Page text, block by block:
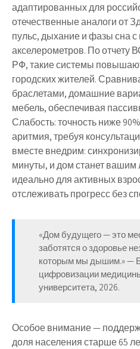
адаптированных для
отечественные аналоги от
пульс, дыхание и фазы сна
акселерометров. По отчету
РФ, такие системы
городских жителей.
браслетами, домашние
мебель, обеспечивая
Слабость: точность ниже
аритмия, требуя
вместе внедрим:
минуты, и дом станет вашим
идеально для активных
отслеживать прогресс без
«Дом будущего — это
заботятся о здоровье
которым мы дышим.» —
цифровизации
университета, 2026.
Особое внимание —
доля населения старше 65